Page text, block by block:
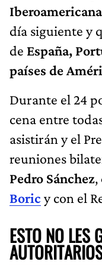
Iberoamericana
día siguiente y
de España,
países de
Durante el 24
cena entre
asistirán y el
reuniones
Pedro Sánchez,
Boric y con el
ESTO NO LES